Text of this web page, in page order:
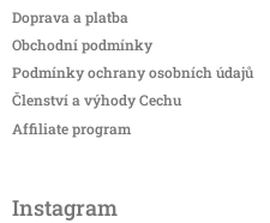
Doprava a platba
Obchodní podmínky
Podmínky ochrany osobních údajů
Členství a výhody Cechu
Affiliate program
Instagram